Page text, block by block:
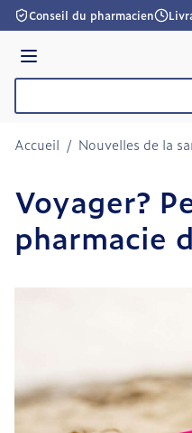
Aller au contenu
Conseil du pharmacien
Menu
Accueil / Nouvelles de la
Voyager?
pharmacie